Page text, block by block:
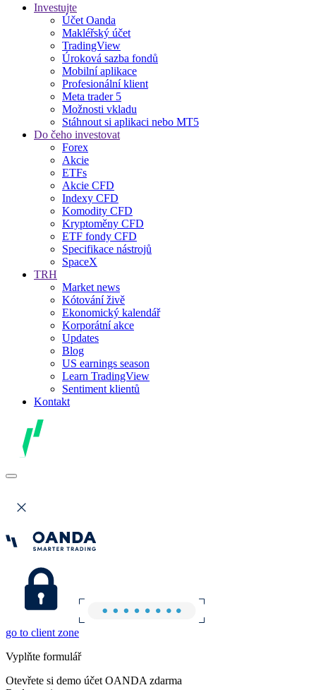
Investujte
Účet Oanda
Makléřský účet
TradingView
Úroková sazba fondů
Mobilní aplikace
Profesionální klient
Meta trader 5
Možnosti vkladu
Stáhnout si aplikaci nebo MT5
Do čeho investovat
Forex
Akcie
ETFs
Akcie CFD
Indexy CFD
Komodity CFD
Kryptoměny CFD
ETF fondy CFD
Specifikace nástrojů
SpaceX
TRH
Market news
Kótování živě
Ekonomický kalendář
Korporátní akce
Updates
Blog
US earnings season
Learn TradingView
Sentiment klientů
Kontakt
go to client zone
Vyplňte formulář
Otevřete si demo účet OANDA zdarma